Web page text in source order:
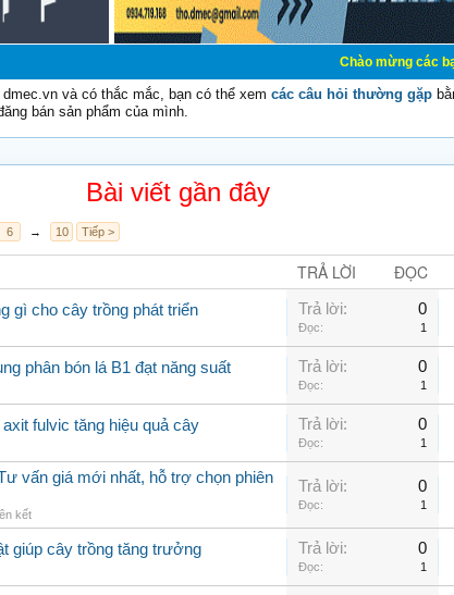
Chào mừng các bạn đến với
và có thắc mắc, bạn có thể xem các câu hỏi thường gặp
bán sản phẩm của mình.
Bài viết gần đây
6 → 10 Tiếp >
TRẢ LỜI ĐỌC
gì cho cây trồng phát triển Trả lời: 0
Đọc: 1
phân bón lá B1 đạt năng suất Trả lời: 0
Đọc: 1
fulvic tăng hiệu quả cây Trả lời: 0
Đọc: 1
vấn giá mới nhất, hỗ trợ chọn phiên
kết
Trả lời: 0
Đọc: 1
giúp cây trồng tăng trưởng Trả lời: 0
Đọc: 1